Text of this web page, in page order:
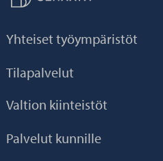
Yhteiset työympäristöt
Tilapalvelut
Valtion kiinteistöt
Palvelut kunnille